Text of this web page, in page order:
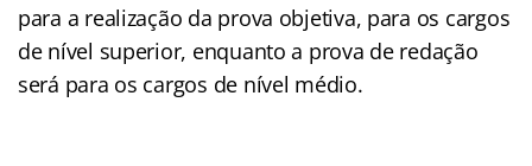
para a realização da prova objetiva, para os cargos
de nível superior, enquanto a prova de redação
será para os cargos de nível médio.